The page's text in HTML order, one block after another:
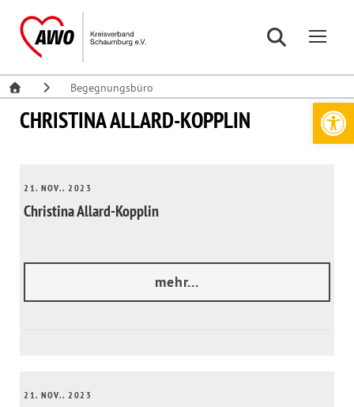
Begegnungsbüro
CHRISTINA ALLARD-KOPPLIN
21. NOV.. 2023
Christina Allard-Kopplin
mehr...
21. NOV.. 2023
Werkzeugleiste öffnen